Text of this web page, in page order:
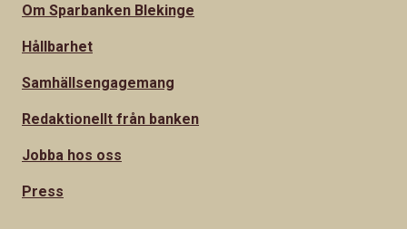
Om Sparbanken Blekinge
Hållbarhet
Samhällsengagemang
Redaktionellt från banken
Jobba hos oss
Press